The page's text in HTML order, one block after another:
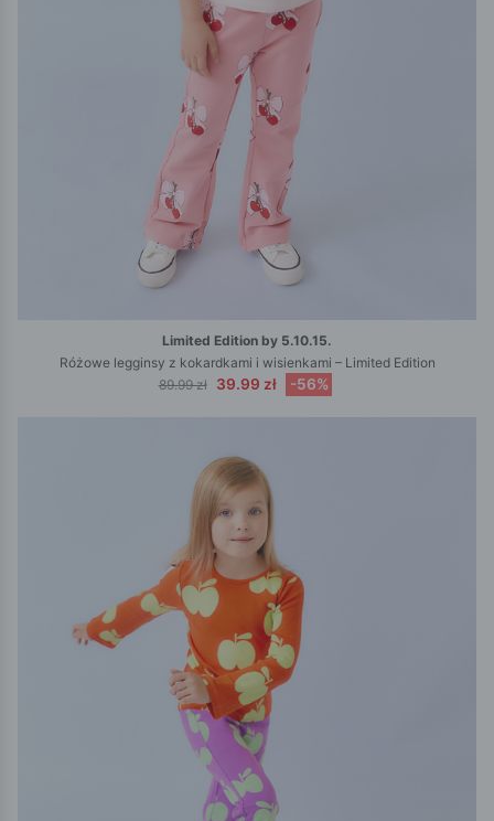
Limited Edition by 5.10.15.
Różowe legginsy z kokardkami i wisienkami – Limited Edition
89.99 zł
39.99 zł -56%